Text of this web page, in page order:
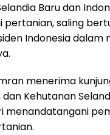
Baru dan
saling
Indonesia
menerima
Kehutanan
menandatangani